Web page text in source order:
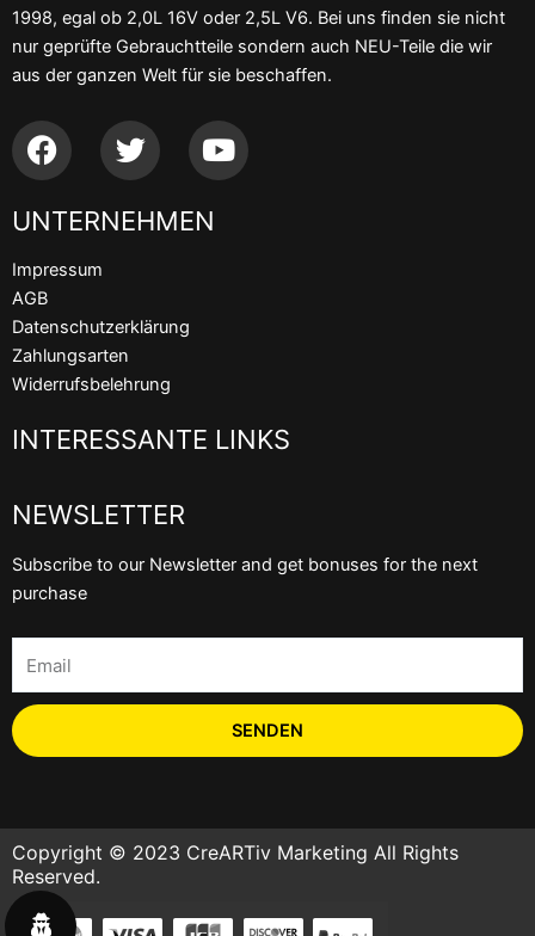
1998, egal ob 2,0L 16V oder 2,5L V6. Bei uns finden sie nicht
nur geprüfte Gebrauchtteile sondern auch NEU-Teile die wir
aus der ganzen Welt für sie beschaffen.
F
a
e
o
o
k
T
w
t
r
Y
o
UNTERNEHMEN
Impressum
AGB
Datenschutzerklärung
Zahlungsarten
Widerrufsbelehrung
INTERESSANTE LINKS
NEWSLETTER
Subscribe to our Newsletter and get bonuses for the next
purchase
SENDEN
Copyright © 2023 CreARTiv Marketing All Rights
Reserved.